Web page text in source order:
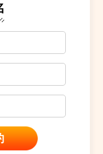
前预约成功